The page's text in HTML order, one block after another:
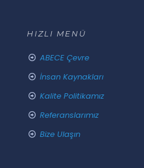
HIZLI MENÜ
ABECE Çevre
İnsan Kaynakları
Kalite Politikamız
Referanslarımız
Bize Ulaşın